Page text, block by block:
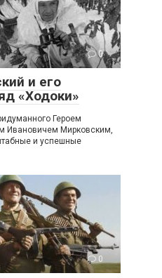
0
и его
«Ходоки»
Героем
Ивановичем Мирковским,
и успешные
0